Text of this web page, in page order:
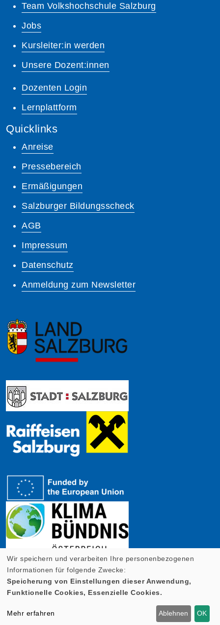
Team Volkshochschule Salzburg
Jobs
Kursleiter:in werden
Unsere Dozent:innen
Dozenten Login
Lernplattform
Quicklinks
Anreise
Pressebereich
Ermäßigungen
Salzburger Bildungsscheck
AGB
Impressum
Datenschutz
Anmeldung zum Newsletter
Cookie Einstellungen
Wir speichern und verarbeiten Ihre personenbezogenen
Informationen für folgende Zwecke:
Speicherung von Einstellungen dieser Anwendung,
Funktionelle Cookies, Essenzielle Cookies.
Mehr erfahren Ablehnen OK